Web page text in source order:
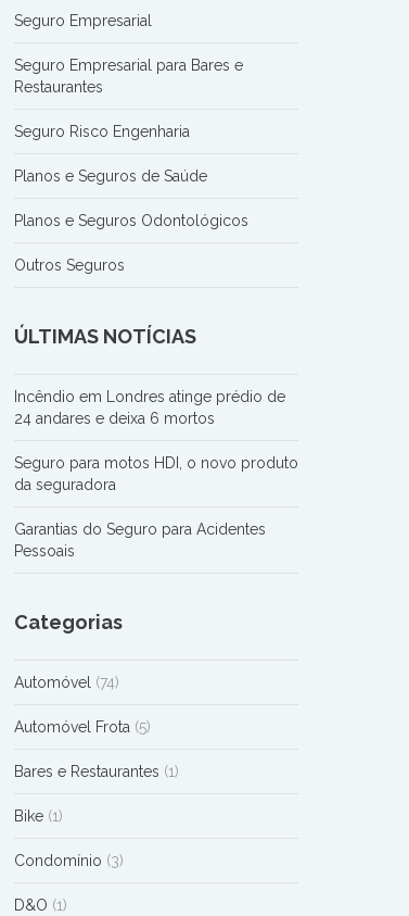
Seguro Empresarial
Seguro Empresarial para Bares e
Restaurantes
Seguro Risco Engenharia
Planos e Seguros de Saúde
Planos e Seguros Odontológicos
Outros Seguros
ÚLTIMAS NOTÍCIAS
Incêndio em Londres atinge prédio de
24 andares e deixa 6 mortos
Seguro para motos HDI, o novo produto
da seguradora
Garantias do Seguro para Acidentes
Pessoais
Categorias
Automóvel (74)
Automóvel Frota (5)
Bares e Restaurantes (1)
Bike(1)
Condomínio (3)
D&O (1)